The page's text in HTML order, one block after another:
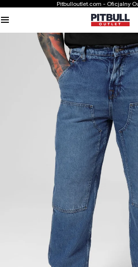
Pitbulloutlet.com - Oficjalny